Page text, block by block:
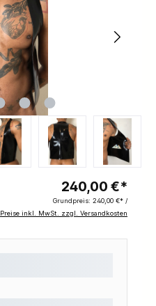
240,00 €*
Grundpreis: 240,00 €* /
Preise inkl. MwSt. zzgl. Versandkosten